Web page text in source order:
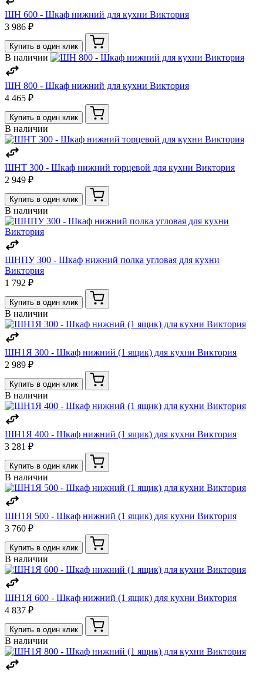
ШН 600 - Шкаф нижний для кухни Виктория
3 986 ₽
Купить в один клик
В наличии
ШН 800 - Шкаф нижний для кухни Виктория
4 465 ₽
Купить в один клик
В наличии
ШНТ 300 - Шкаф нижний торцевой для кухни Виктория
2 949 ₽
Купить в один клик
В наличии
ШНПУ 300 - Шкаф нижний полка угловая для кухни
Виктория
1 792 ₽
Купить в один клик
В наличии
ШН1Я 300 - Шкаф нижний (1 ящик) для кухни Виктория
2 989 ₽
Купить в один клик
В наличии
ШН1Я 400 - Шкаф нижний (1 ящик) для кухни Виктория
3 281 ₽
Купить в один клик
В наличии
ШН1Я 500 - Шкаф нижний (1 ящик) для кухни Виктория
3 760 ₽
Купить в один клик
В наличии
ШН1Я 600 - Шкаф нижний (1 ящик) для кухни Виктория
4 837 ₽
Купить в один клик
В наличии